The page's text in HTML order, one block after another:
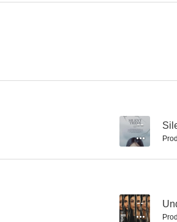
--
--